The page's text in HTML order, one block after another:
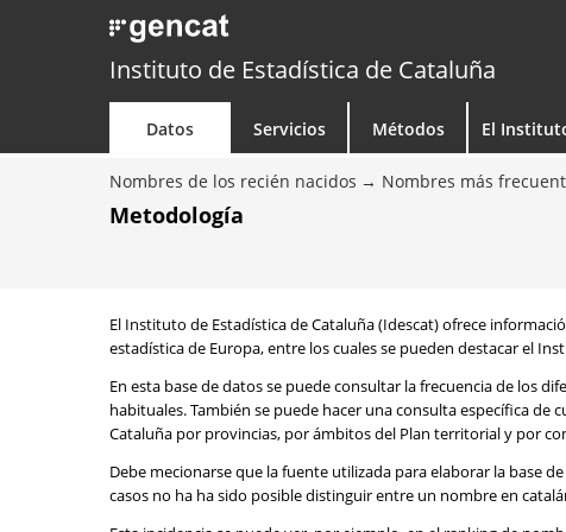
Instituto de Estadística de Cataluña
Datos Servicios Métodos El
Nombres de los recién nacidos Nombres más
Metodología
El Instituto de Estadística de Cataluña (Idescat) ofrece
estadística de Europa, entre los cuales se pueden destacar el
En esta base de datos se puede consultar la frecuencia de los
habituales. También se puede hacer una consulta específica
Cataluña por provincias, por ámbitos del Plan territorial y por
Debe mecionarse que la fuente utilizada para elaborar la base
casos no ha ha sido posible distinguir entre un nombre en